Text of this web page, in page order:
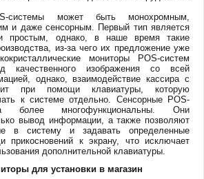
системы может быть монохромным,
и даже сенсорным. Первый тип является
простым, однако, в наше время такие
из-за чего их предложение уже
мониторы POS-систем
качественного изображения со всей
однако, взаимодействие кассира с
при помощи клавиатуры, которую
к системе отдельно. Сенсорные POS-
более многофункциональны. Они
вывод информации, а также позволяют
в систему и задавать определенные
прикосновений к экрану, что исключает
дополнительной клавиатуры.
для установки в магазин